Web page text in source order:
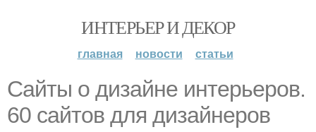
ИНТЕРЬЕР И ДЕКОР
главная новости статьи
Сайты о дизайне интерьеров.
60 сайтов для дизайнеров